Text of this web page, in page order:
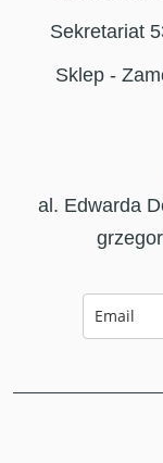
Sekretariat
Sklep -
al. Edwarda